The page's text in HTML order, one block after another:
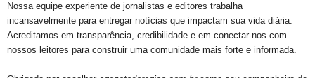
Nossa equipe experiente de jornalistas e editores trabalha
incansavelmente para entregar notícias que impactam sua vida diária.
Acreditamos em transparência, credibilidade e em conectar-nos com
nossos leitores para construir uma comunidade mais forte e informada.